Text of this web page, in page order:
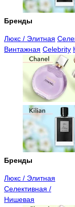
Бренды
Люкс / Элитная
Винтажная Celebrity
Бренды
Люкс / Элитная
Селективная /
Нишевая